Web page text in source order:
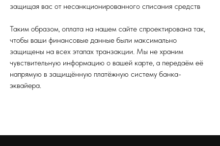
защищая вас от несанкционированного списания средств
Таким образом, оплата на нашем сайте спроектирована так,
чтобы ваши финансовые данные были максимально
защищены на всех этапах транзакции. Мы не храним
чувствительную информацию о вашей карте, а передаём её
напрямую в защищённую платёжную систему банка-
эквайера.